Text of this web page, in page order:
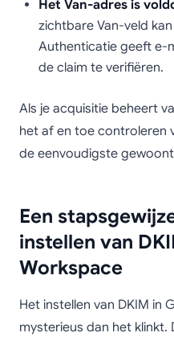
Het Van-adres is
zichtbare Van-veld
Authenticatie geeft e-
de claim te verifiëren.
Als je acquisitie beheert
het af en toe controleren
de eenvoudigste
Een
instellen van
Workspace
Het instellen van DKIM in
mysterieus dan het klinkt.